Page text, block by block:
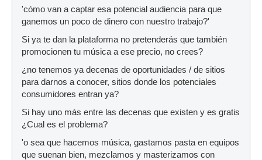
'cómo van a captar esa potencial audiencia para que
ganemos un poco de dinero con nuestro trabajo?'
Si ya te dan la plataforma no pretenderás que también
promocionen tu música a ese precio, no crees?
¿no tenemos ya decenas de oportunidades / de sitios
para darnos a conocer, sitios donde los potenciales
consumidores entran ya?
Si hay uno más entre las decenas que existen y es gratis
¿Cual es el problema?
'o sea que hacemos música, gastamos pasta en equipos
que suenan bien, mezclamos y masterizamos con